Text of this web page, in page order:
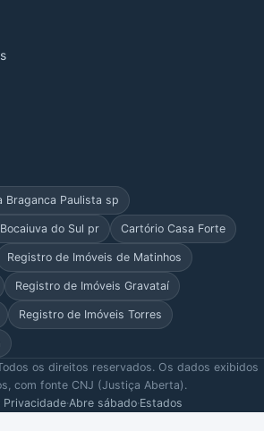
Braganca Paulista sp
do Sul pr Cartório Casa Forte
Registro de Imóveis de Matinhos
Registro de Imóveis Gravataí
Registro de Imóveis Torres
os direitos reservados. Os dados exibidos
com fonte CNJ (Justiça Aberta).
Privacidade·Abre sábado·Estados